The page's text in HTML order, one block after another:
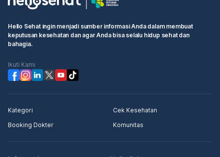
Hello Sehat ingin menjadi sumber informasi Anda dalam membuat
keputusan kesehatan dan agar Anda bisa selalu hidup sehat dan
bahagia.
Ikuti Kami
Kategori
Cek Kesehatan
Booking Dokter
Komunitas